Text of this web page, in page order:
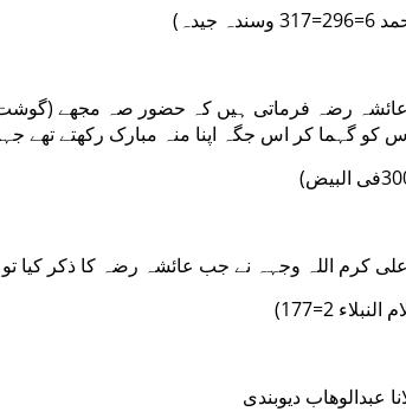
جیدہ)
رضہ فرماتی ہیں کہ حضور صہ مجھے (گوشت
کو گہما کر اس جگہ اپنا منہ مبارک رکھتے تھے
کرم اللہ وجہہ نے جب عائشہ رضہ کا ذکر کیا
2=177)
عبدالوھاب دیوبندی